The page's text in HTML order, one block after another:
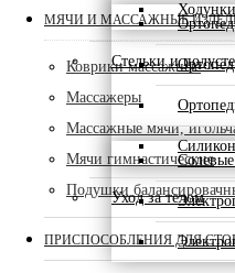
Стельки и
Уход за телом
МЯЧИ И МАССАЖНЫЕ
Коврики массажные
Массажеры
Массажные мячи,
Мячи гимнастические
Подушки
ПРИСПОСОБЛЕНИЯ ДЛЯ